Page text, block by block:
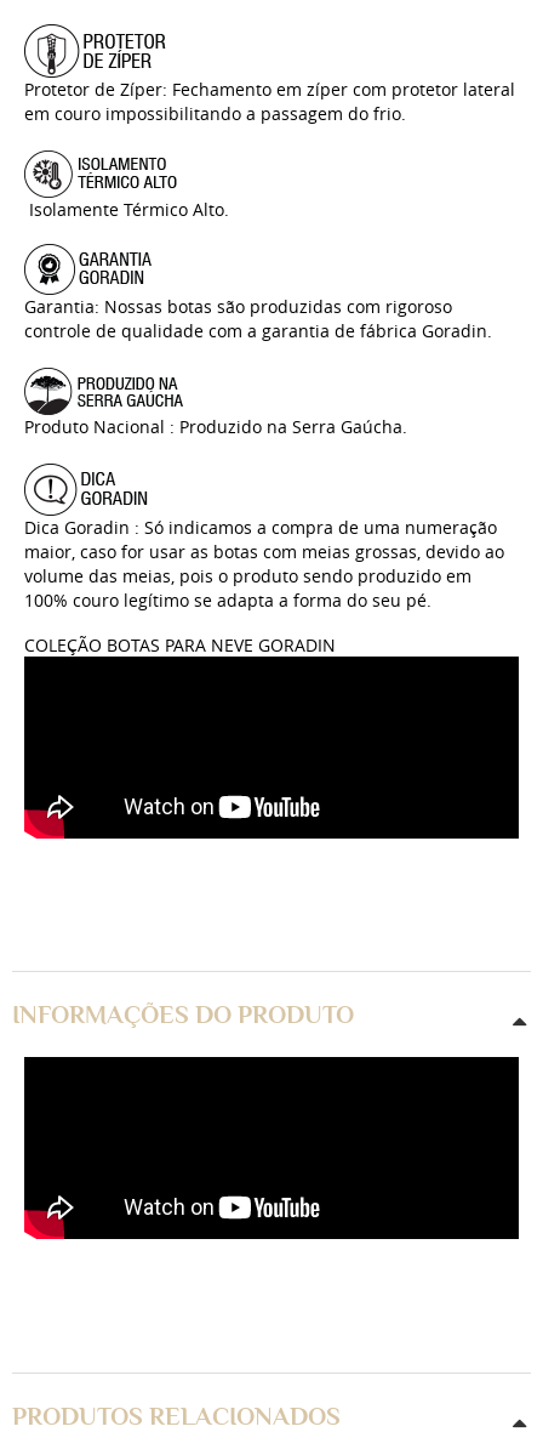
Protetor de Zíper: Fechamento em zíper com protetor lateral
em couro impossibilitando a passagem do frio.
Isolamente Térmico Alto.
Garantia: Nossas botas são produzidas com rigoroso
controle de qualidade com a garantia de fábrica Goradin.
Produto Nacional : Produzido na Serra Gaúcha.
Dica Goradin : Só indicamos a compra de uma numeração
maior, caso for usar as botas com meias grossas, devido ao
volume das meias, pois o produto sendo produzido em
100% couro legítimo se adapta a forma do seu pé.
COLEÇÃO BOTAS PARA NEVE GORADIN
INFORMAÇÕES DO PRODUTO
PRODUTOS RELACIONADOS